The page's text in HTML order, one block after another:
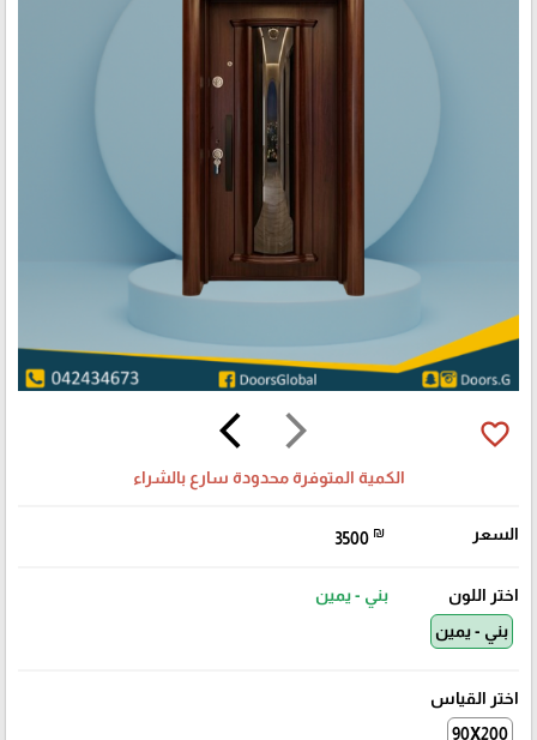
arrow_forward_ios
arrow_back_ios favorite_border
الكمية المتوفرة محدودة سارع بالشراء
السعر 3500 ₪
اختر اللون
بني - يمين
بني - يمين
اختر القياس
90X200